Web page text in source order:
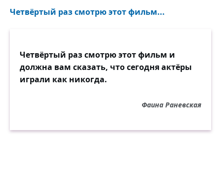
Четвёртый раз смотрю этот фильм...
Четвёртый раз смотрю этот фильм и
должна вам сказать, что сегодня актёры
играли как никогда.
Фаина Раневская